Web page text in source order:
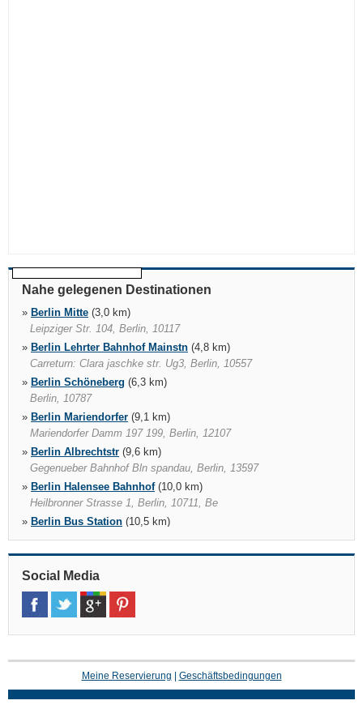
Nahe gelegenen Destinationen
» Berlin Mitte (3,0 km)
Leipziger Str. 104, Berlin, 10117
» Berlin Lehrter Bahnhof Mainstn (4,8 km)
Carreturn: Clara jaschke str. Ug3, Berlin, 10557
» Berlin Schöneberg (6,3 km)
Berlin, 10787
» Berlin Mariendorfer (9,1 km)
Mariendorfer Damm 197 199, Berlin, 12107
» Berlin Albrechtstr (9,6 km)
Gegenueber Bahnhof Bln spandau, Berlin, 13597
» Berlin Halensee Bahnhof(10,0 km)
Heilbronner Strasse 1, Berlin, 10711, Be
» Berlin Bus Station (10,5 km)
Kaiserdamm 37, Kaiserdamm 37, Berlin, 14057
»Berlin Tegel Flughafen(10,8 km)
P2 3. Entrance Ground Floor, Berlin, 13405
»Berlin Schönefeld Flughafen
Berlin, 12529
Social Media
Meine Reservierung Geschäftsbedingungen